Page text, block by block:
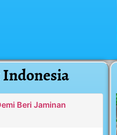
Beri Jaminan